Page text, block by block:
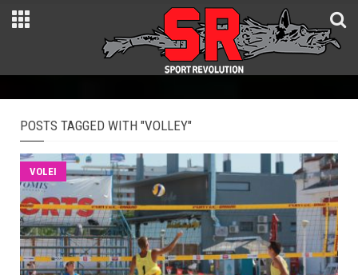
POSTS TAGGED WITH "VOLLEY"
VOLEI